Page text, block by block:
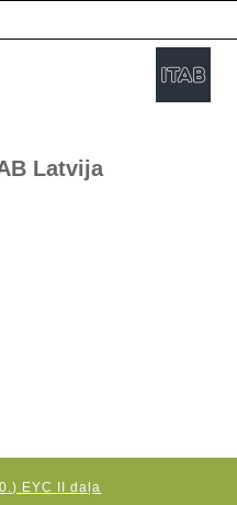
Latvija
EYC II daļa